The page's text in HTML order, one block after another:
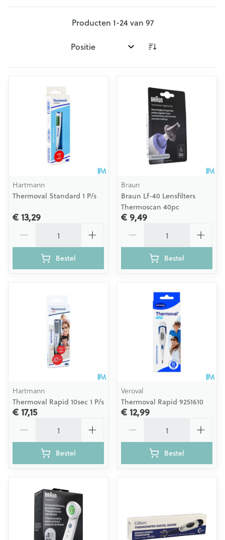
Producten 1-24van 97
Sorteer op:
Hartmann
Thermoval Standard 1 P/s
€ 13,29
Bestel
Braun
Braun Lf-40 Lensfilters
Thermoscan 40pc
€ 9,49
Bestel
Hartmann
Thermoval Rapid 10sec 1 P/s
€ 17,15
Bestel
Veroval
Thermoval Rapid 9251610
€ 12,99
Bestel